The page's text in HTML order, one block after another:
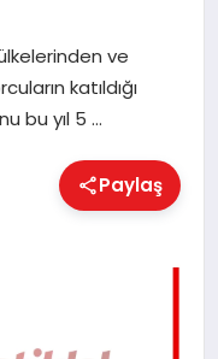
ve
katıldığı
bu yıl 5 …
Paylaş